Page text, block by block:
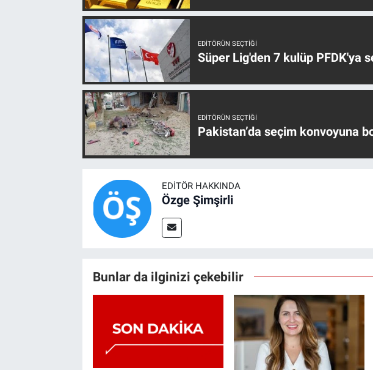
EDITÖRÜN SEÇTIĞI
Süper Lig'den 7 kulüp PFDK'ya
EDITÖRÜN SEÇTIĞI
Pakistan’da seçim konvoyuna
EDITÖR HAKKINDA
Özge Şimşirli
Bunlar da ilginizi çekebilir